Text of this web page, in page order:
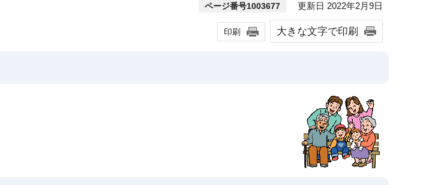
ページ番号1003677 更新日 2022年2月9日
印刷 大きな文字で印刷